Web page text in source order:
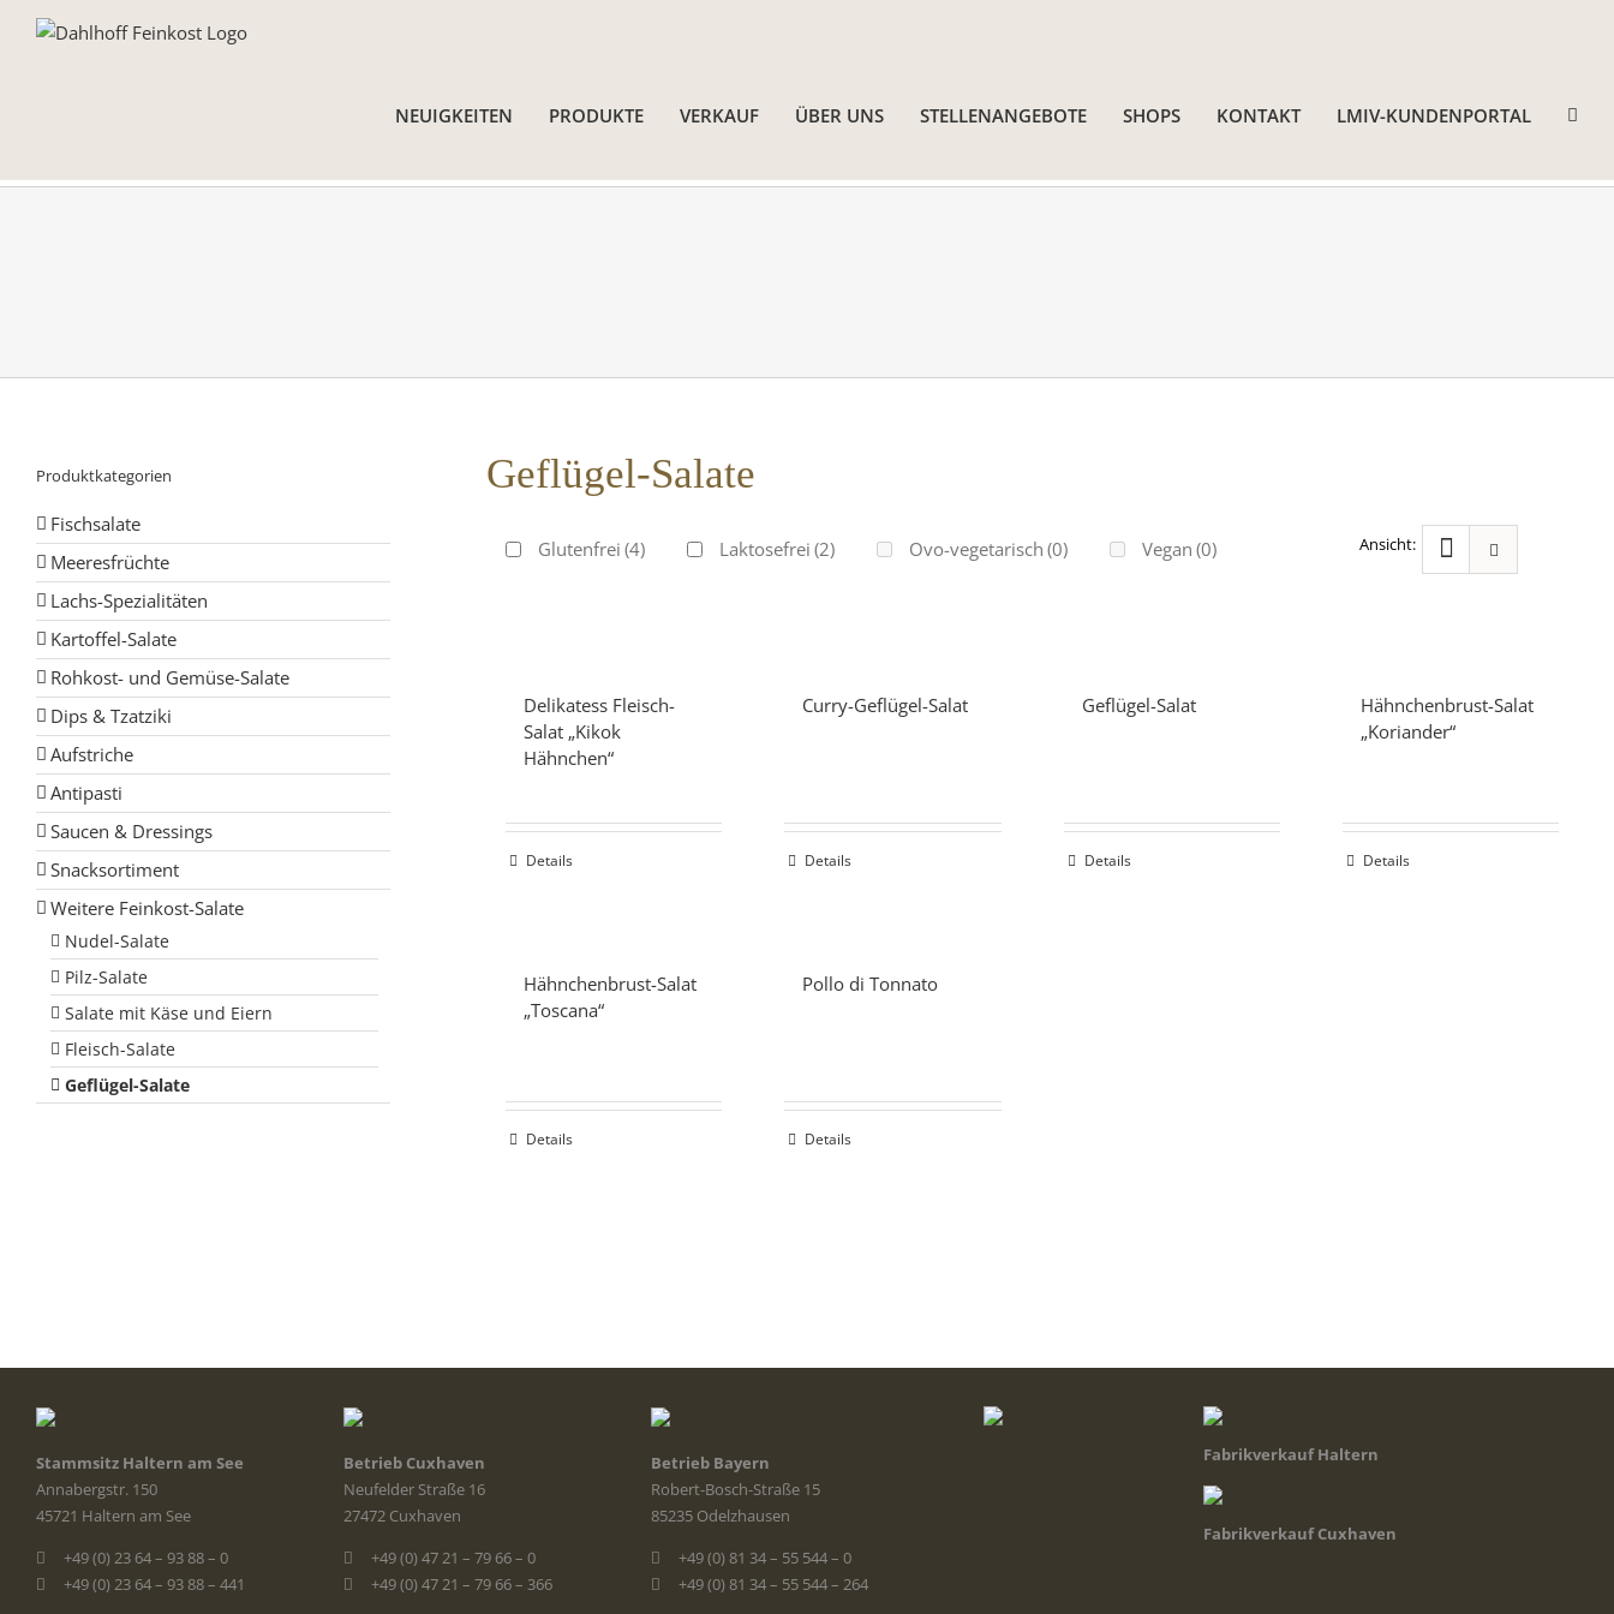
NEUIGKEITEN
PRODUKTE VERKAUF ÜBER UNS STELLENANGEBOTE SHOPS KONTAKT LMIV-KUNDENPORTAL
Geflügel-Salate
Glutenfrei (4) Laktosefrei (2) Ovo-vegetarisch (0) Vegan (0)
Delikatess Fleisch-
Salat „Kikok
Hähnchen“
Details
Curry-Geflügel-Salat
Details
Geflügel-Salat
Details
Hähnchenbrust-Salat
„Koriander“
Details
Hähnchenbrust-Salat
„Toscana“
Details
Pollo di Tonnato
Details
Produktkategorien
Fischsalate
Meeresfrüchte
Lachs-Spezialitäten
Kartoffel-Salate
Rohkost- und Gemüse-Salate
Dips & Tzatziki
Aufstriche
Antipasti
Saucen & Dressings
Snacksortiment
Weitere Feinkost-Salate
Nudel-Salate
Pilz-Salate
Salate mit Käse und Eiern
Fleisch-Salate
Geflügel-Salate
Stammsitz Haltern am See
Annabergstr. 150
45721 Haltern am See
+49 (0) 23 64 – 93 88 – 0
+49 (0) 23 64 – 93 88 – 441
Betrieb Cuxhaven
Neufelder Straße 16
27472 Cuxhaven
+49 (0) 47 21 – 79 66 – 0
+49 (0) 47 21 – 79 66 – 366
Betrieb Bayern
Robert-Bosch-Straße 15
85235 Odelzhausen
+49 (0) 81 34 – 55 544 – 0
+49 (0) 81 34 – 55 544 – 264
Fabrikverkauf Haltern
Fabrikverkauf Cuxhaven